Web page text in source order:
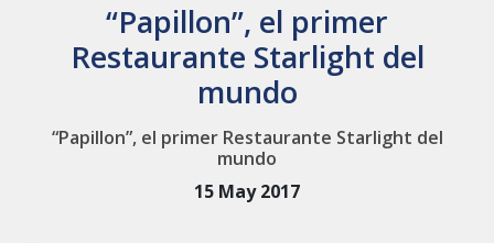
“Papillon”, el primer
Restaurante Starlight del
mundo
“Papillon”, el primer Restaurante Starlight del
mundo
15 May 2017